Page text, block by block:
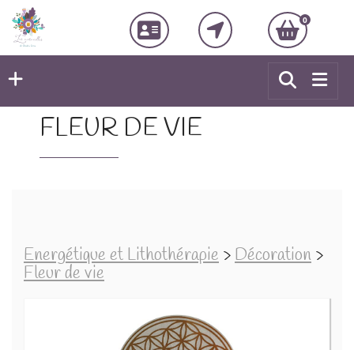
0
FLEUR DE VIE
Energétique et Lithothérapie >Décoration >
Fleur de vie